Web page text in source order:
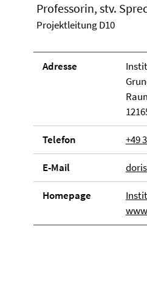
Professorin, stv.
Projektleitung D10
Adresse
Telefon +49
E-Mail
Homepage